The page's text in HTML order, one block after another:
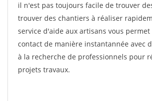
il n'est pas toujours facile de trouver
trouver des chantiers à réaliser
service d'aide aux artisans vous
contact de manière instantannée avec
à la recherche de professionnels pour
projets travaux.